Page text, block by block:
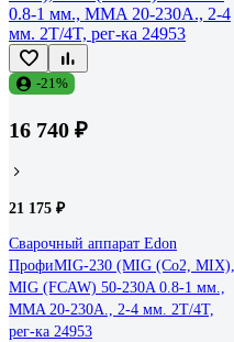
-21%
16 740 ₽
21 175 ₽
Сварочный аппарат Edon
ПрофиMIG-230 (MIG (Co2, MIX),
MIG (FCAW) 50-230A 0.8-1 мм.,
MMA 20-230A., 2-4 мм. 2T/4T,
рег-ка 24953